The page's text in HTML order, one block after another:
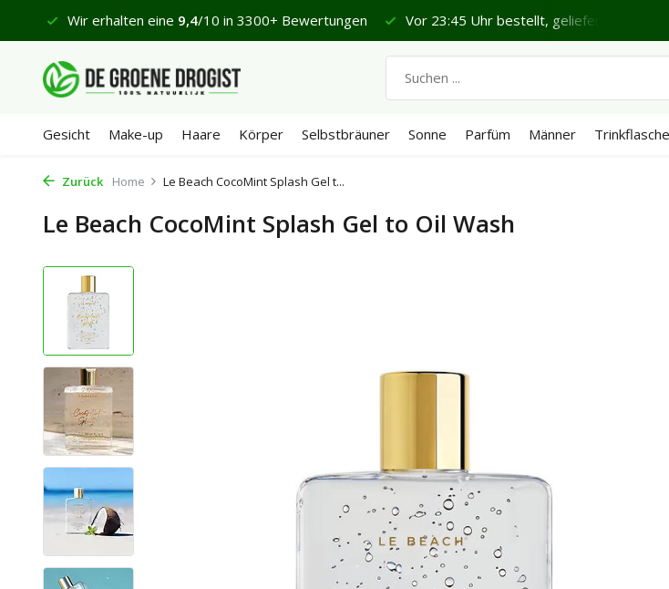
Wir erhalten eine 9,4/10 in 3300+ Bewertungen Vor 23:45 Uhr bestellt, geliefert in 1-2
Gesicht Make-up Haare Körper Selbstbräuner Sonne Parfüm Männer
Zurück Home Le Beach CocoMint Splash Gel t...
Le Beach CocoMint Splash Gel to Oil Wash